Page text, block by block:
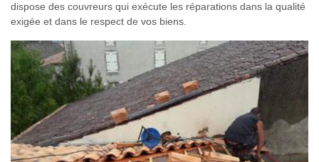
dispose des couvreurs qui exécute les réparations dans la qualité
exigée et dans le respect de vos biens.